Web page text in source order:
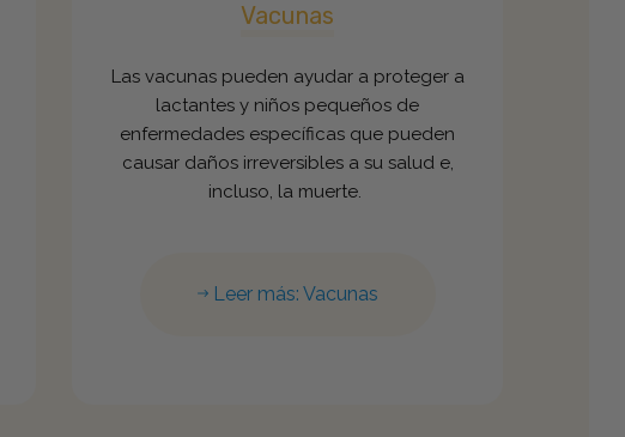
Vacunas
Las vacunas pueden ayudar a proteger a
lactantes y niños pequeños de
enfermedades específicas que pueden
causar daños irreversibles a su salud e,
incluso, la muerte.
Leer más: Vacunas